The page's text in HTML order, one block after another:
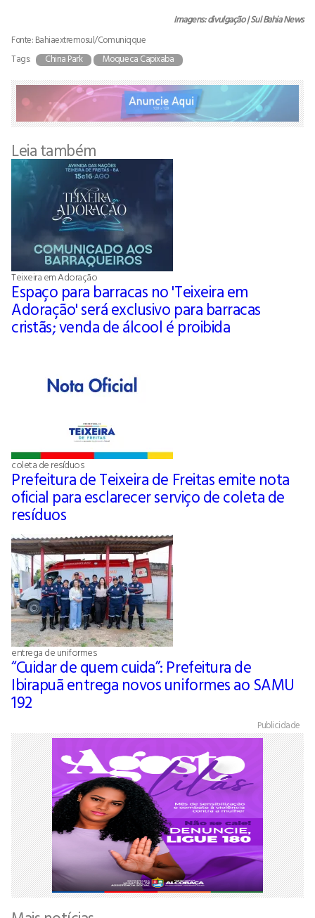
Imagens: divulgação | Sul Bahia News
Fonte: Bahiaextremosul/Comuniqque
Tags:
China Park Moqueca Capixaba
Leia também
Teixeira em Adoração
Espaço para barracas no 'Teixeira em
Adoração' será exclusivo para barracas
cristãs; venda de álcool é proibida
coleta de resíduos
Prefeitura de Teixeira de Freitas emite nota
oficial para esclarecer serviço de coleta de
resíduos
entrega de uniformes
“Cuidar de quem cuida”: Prefeitura de
Ibirapuã entrega novos uniformes ao SAMU
192
Publicidade